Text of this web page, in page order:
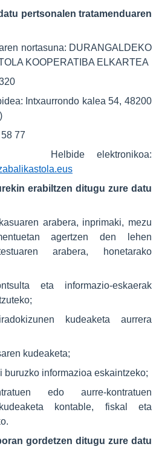
pertsonalen tratamenduaren
nortasuna: DURANGALDEKO
KOOPERATIBA ELKARTEA
Intxaurrondo kalea 54, 48200
77
Helbide elektronikoa:
erabiltzen ditugu zure datu
arabera, inprimaki, mezu
agertzen den lehen
arabera, honetarako
eta informazio-eskaerak
kudeaketa aurrera
kudeaketa;
buruzko informazioa eskaintzeko;
edo aurre-kontratuen
kontable, fiskal eta
gordetzen ditugu zure datu